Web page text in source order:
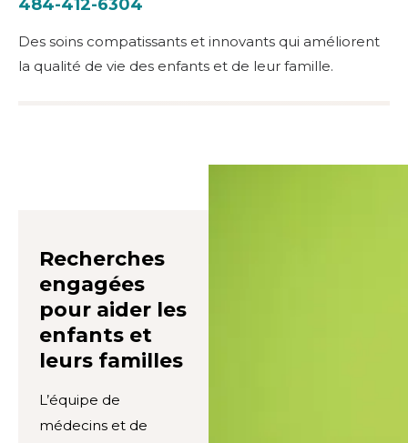
484-412-6304
Des soins compatissants et innovants qui améliorent
la qualité de vie des enfants et de leur famille.
Recherches
engagées
pour aider les
enfants et
leurs familles
L’équipe de
médecins et de